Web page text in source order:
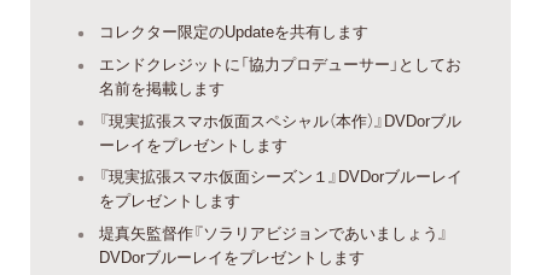
コレクター限定のUpdateを共有します
エンドクレジットに「協力プロデューサー」としてお
名前を掲載します
『現実拡張スマホ仮面スペシャル（本作）』DVDorブル
ーレイをプレゼントします
『現実拡張スマホ仮面シーズン１』DVDorブルーレイ
をプレゼントします
堤真矢監督作『ソラリアビジョンであいましょう』
DVDorブルーレイをプレゼントします